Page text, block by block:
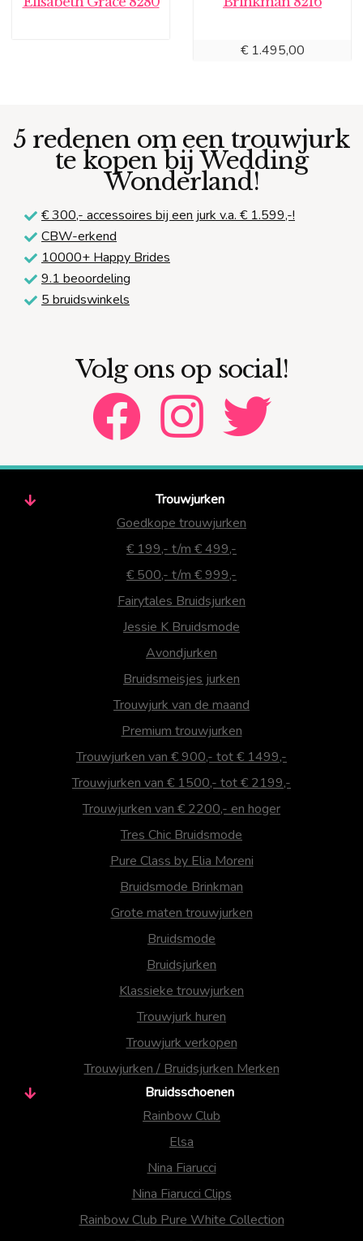
€1.495,00
5 redenen om een trouwjurk
te kopen bij Wedding
Wonderland!
€ 300,- accessoires bij een jurk v.a. € 1.599,-!
CBW-erkend
10000+ Happy Brides
9.1 beoordeling
5 bruidswinkels
Volg ons op social!
Trouwjurken
Goedkope trouwjurken
€ 199,- t/m € 499,-
€ 500,- t/m € 999,-
Fairytales Bruidsjurken
Jessie K Bruidsmode
Avondjurken
Bruidsmeisjes jurken
Trouwjurk van de maand
Premium trouwjurken
Trouwjurken van € 900,- tot € 1499,-
Trouwjurken van € 1500,- tot € 2199,-
Trouwjurken van € 2200,- en hoger
Tres Chic Bruidsmode
Pure Class by Elia Moreni
Bruidsmode Brinkman
Grote maten trouwjurken
Bruidsmode
Bruidsjurken
Klassieke trouwjurken
Trouwjurk huren
Trouwjurk verkopen
Trouwjurken / Bruidsjurken Merken
Bruidsschoenen
Rainbow Club
Elsa
Nina Fiarucci
Nina Fiarucci Clips
Rainbow Club Pure White Collection